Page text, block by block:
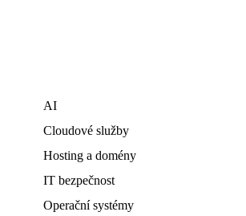
AI
Cloudové služby
Hosting a domény
IT bezpečnost
Operační systémy